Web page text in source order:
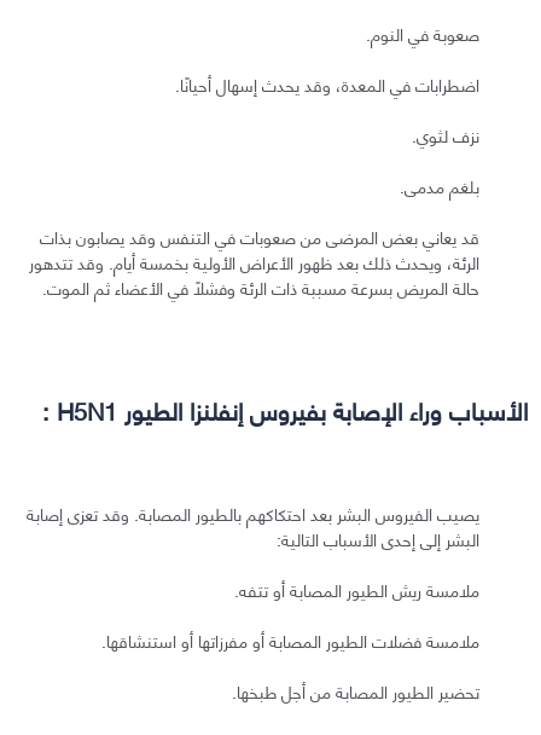
صعوبة في النوم.
اضطرابات في المعدة، وقد يحدث إسهال أحيانًا.
نزف لثوي.
بلغم مدمى.
قد يعاني بعض المرضى من صعوبات في التنفس وقد يصابون بذات
الرئة، ويحدث ذلك بعد ظهور الأعراض الأولية بخمسة أيام. وقد تتدهور
حالة المريض بسرعة مسببة ذات الرئة وفشلًا في الأعضاء ثم الموت.
الأسباب وراء الإصابة بفيروس إنفلنزا الطيور H5N1 :
يصيب الفيروس البشر بعد احتكاكهم بالطيور المصابة. وقد تعزى إصابة
البشر إلى إحدى الأسباب التالية:
ملامسة ريش الطيور المصابة أو تتفه.
ملامسة فضلات الطيور المصابة أو مفرزاتها أو استنشاقها.
تحضير الطيور المصابة من أجل طبخها.